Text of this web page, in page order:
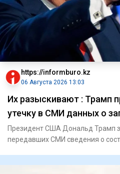
https://informburo.kz
06 Августа 2026 13:03
Их разыскивают : Трамп
утечку в СМИ данных о
Президент США Дональд Трамп
передавших СМИ сведения о